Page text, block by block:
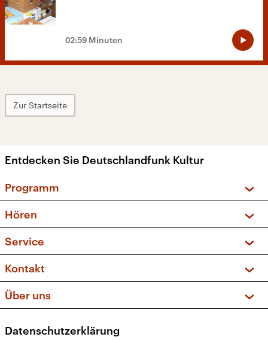
02:59 Minuten
Zur Startseite
Entdecken Sie Deutschlandfunk Kultur
Programm
Sendungen und Podcasts
Musikliste
Kakadu – Das Kinderprogramm
Hören
Frequenzen (UKW + DAB+)
Service
FAQ
Apps
Newsletter
Veranstaltungen
Kontakt
Social Media
Über uns
Presse
Datenschutzerklärung